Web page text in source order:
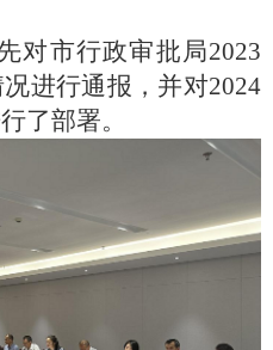
对市行政审批局2023
进行通报，并对2024
了部署。